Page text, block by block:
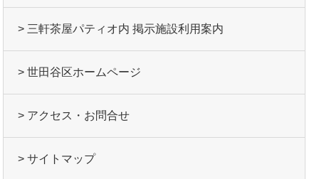
> 三軒茶屋パティオ内 掲示施設利用案内
> 世田谷区ホームページ
> アクセス・お問合せ
> サイトマップ